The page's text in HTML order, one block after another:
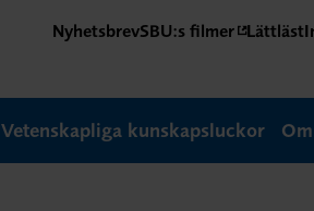
NyhetsbrevSBU:s filmer Lättläst
Vetenskapliga kunskapsluckor